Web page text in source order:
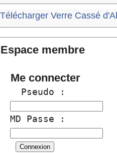
Télécharger Verre Cassé
Espace membre
Me connecter
  Pseudo :
MD Passe :